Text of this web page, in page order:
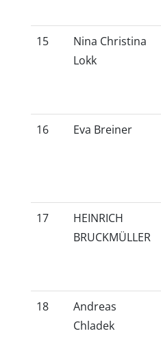
15
Nina Christina
Lokk
16 Eva Breiner
17
HEINRICH
BRUCKMÜLLER
18
Andreas
Chladek